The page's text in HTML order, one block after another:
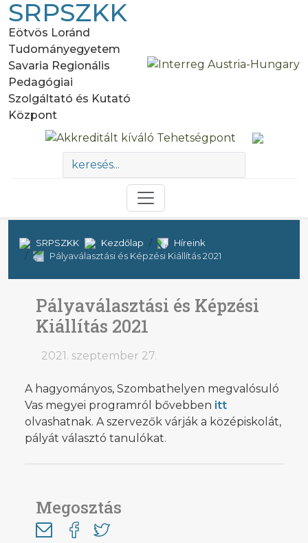
SRPSZKK
Eötvös Loránd
Tudományegyetem
Savaria Regionális
Pedagógiai
Szolgáltató és Kutató
Központ
SRPSZKK Kezdőlap
Híreink
Pályaválasztási és Képzési Kiállítás 2021
Pályaválasztási és Képzési
Kiállítás 2021
2021. szeptember 27.
A hagyományos, Szombathelyen megvalósuló
Vas megyei programról bővebben itt
olvashatnak. A szervezők várják a középiskolát,
pályát választó tanulókat.
Megosztás